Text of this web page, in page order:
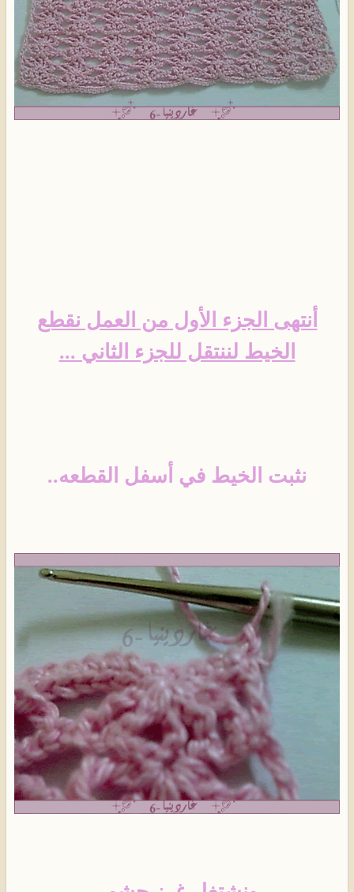
أنتهى الجزء الأول من العمل نقطع
الخيط لننتقل للجزء الثاني ...
نثبت الخيط في أسفل القطعه..